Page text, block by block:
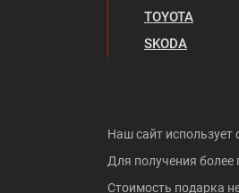
TOYOTA
SKODA
Наш сайт использует
Для получения
Стоимость подарка